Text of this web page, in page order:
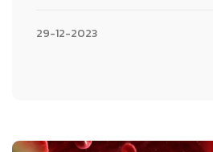
29-12-2023